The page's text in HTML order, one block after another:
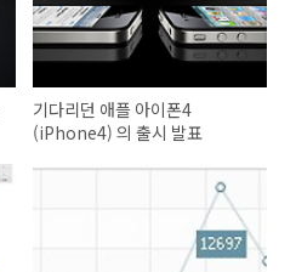
기다리던 애플 아이폰4
(iPhone4) 의 출시 발표